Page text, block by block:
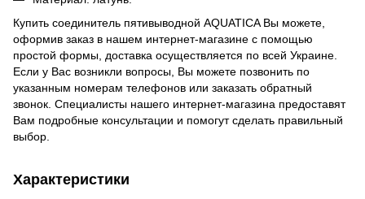
Купить соединитель пятивыводной AQUATICA Вы можете,
оформив заказ в нашем интернет-магазине с помощью
простой формы, доставка осуществляется по всей Украине.
Если у Вас возникли вопросы, Вы можете позвонить по
указанным номерам телефонов или заказать обратный
звонок. Специалисты нашего интернет-магазина предоставят
Вам подробные консультации и помогут сделать правильный
выбор.
Характеристики